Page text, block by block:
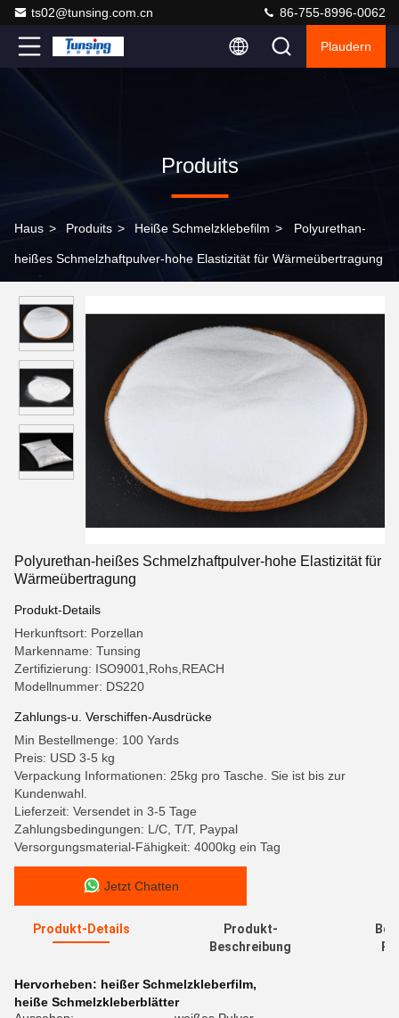
ts02@tunsing.com.cn 86-755-8996-0062
Plaudern
Produits
Haus > Produits > Heiße Schmelzklebefilm > Polyurethan-
heißes Schmelzhaftpulver-hohe Elastizität für Wärmeübertragung
Polyurethan-heißes Schmelzhaftpulver-hohe Elastizität für
Wärmeübertragung
Produkt-Details
Herkunftsort: Porzellan
Markenname: Tunsing
Zertifizierung: ISO9001,Rohs,REACH
Modellnummer: DS220
Zahlungs-u. Verschiffen-Ausdrücke
Min Bestellmenge: 100 Yards
Preis: USD 3-5 kg
Verpackung Informationen: 25kg pro Tasche. Sie ist bis zur
Kundenwahl.
Lieferzeit: Versendet in 3-5 Tage
Zahlungsbedingungen: L/C, T/T, Paypal
Versorgungsmaterial-Fähigkeit: 4000kg ein Tag
Jetzt Chatten
Produkt-Details
Produkt-
Beschreibung
Hervorheben: heißer Schmelzkleberfilm,
heiße Schmelzkleberblätter